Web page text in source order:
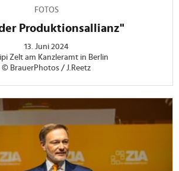
FOTOS
Produktionsallianz"
13. Juni 2024
Zelt am Kanzleramt in Berlin
© BrauerPhotos / J.Reetz